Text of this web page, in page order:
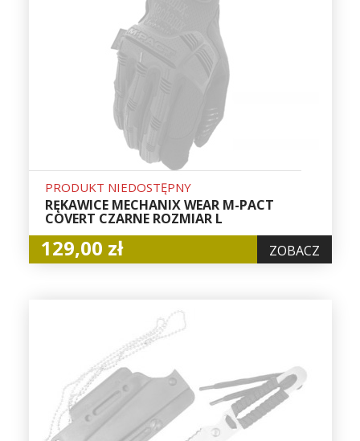
PRODUKT NIEDOSTĘPNY
RĘKAWICE MECHANIX WEAR M-PACT
COVERT CZARNE ROZMIAR L
129,00 zł ZOBACZ